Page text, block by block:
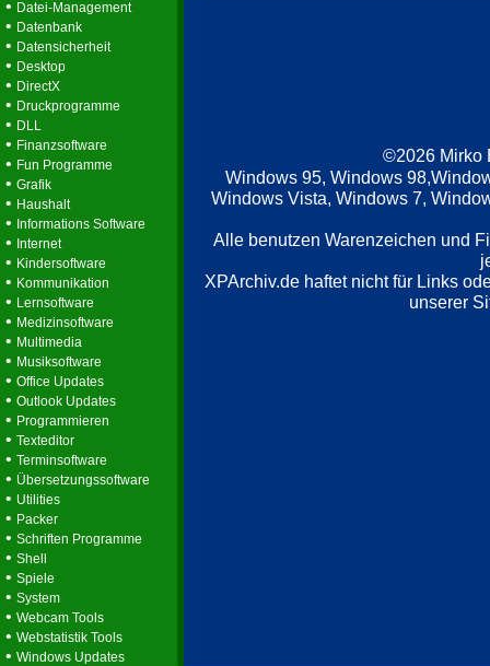
• Datei-Management
• Datenbank
• Datensicherheit
• Desktop
• DirectX
• Druckprogramme
• DLL
• Finanzsoftware
• Fun Programme
• Grafik
• Haushalt
• Informations Software
• Internet
• Kindersoftware
• Kommunikation
• Lernsoftware
• Medizinsoftware
• Multimedia
• Musiksoftware
• Office Updates
• Outlook Updates
• Programmieren
• Texteditor
• Terminsoftware
• Übersetzungssoftware
• Utilities
• Packer
• Schriften Programme
• Shell
• Spiele
• System
• Webcam Tools
• Webstatistik Tools
• Windows Updates
©2026 Mirko
Windows 95, Windows
Windows Vista, Windows 7,
Alle benutzen Warenzeichen und
XPArchiv.de haftet nicht für Links
unserer